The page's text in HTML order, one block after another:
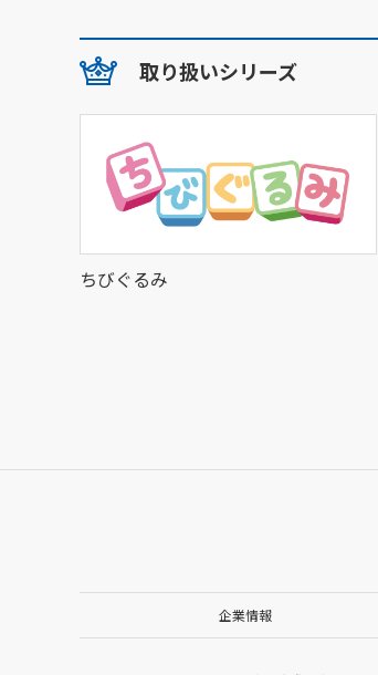
取り扱いシリーズ
ちびぐるみ
企業情報